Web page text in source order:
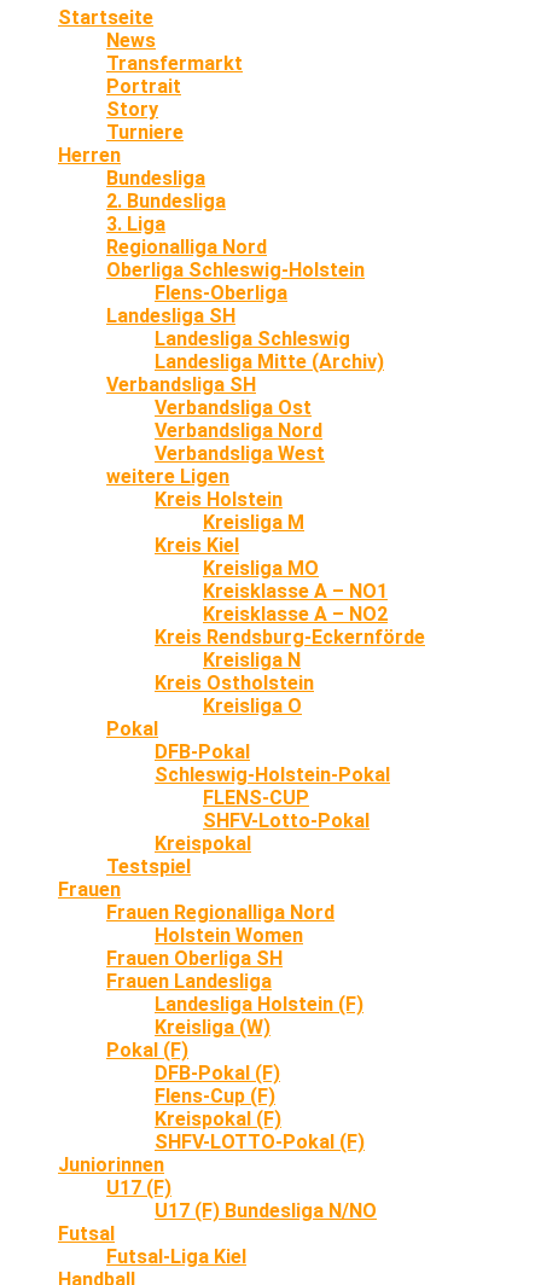
Startseite
News
Transfermarkt
Portrait
Story
Turniere
Herren
Bundesliga
2. Bundesliga
3. Liga
Regionalliga Nord
Oberliga Schleswig-Holstein
Flens-Oberliga
Landesliga SH
Landesliga Schleswig
Landesliga Mitte (Archiv)
Verbandsliga SH
Verbandsliga Ost
Verbandsliga Nord
Verbandsliga West
weitere Ligen
Kreis Holstein
Kreisliga M
Kreis Kiel
Kreisliga MO
Kreisklasse A – NO1
Kreisklasse A – NO2
Kreis Rendsburg-Eckernförde
Kreisliga N
Kreis Ostholstein
Kreisliga O
Pokal
DFB-Pokal
Schleswig-Holstein-Pokal
FLENS-CUP
SHFV-Lotto-Pokal
Kreispokal
Testspiel
Frauen
Frauen Regionalliga Nord
Holstein Women
Frauen Oberliga SH
Frauen Landesliga
Landesliga Holstein (F)
Kreisliga (W)
Pokal (F)
DFB-Pokal (F)
Flens-Cup (F)
Kreispokal (F)
SHFV-LOTTO-Pokal (F)
Juniorinnen
U17 (F)
U17 (F) Bundesliga N/NO
Futsal
Futsal-Liga Kiel
Handball